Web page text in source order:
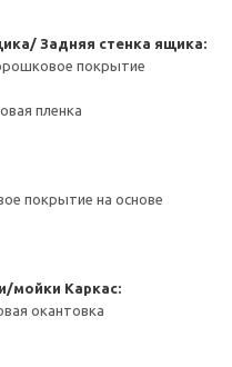
Задняя стенка ящика:
покрытие
пленка
покрытие на основе
мойки Каркас:
окантовка